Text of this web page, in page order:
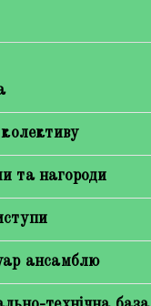
Ірина Михайлівна
колективу
та нагороди
ансамблю